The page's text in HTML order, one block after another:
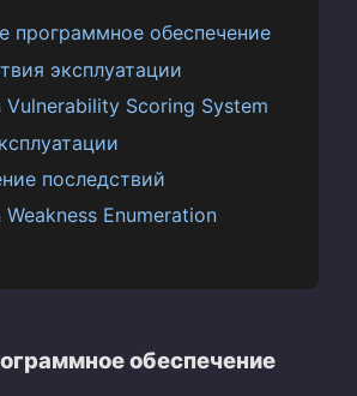
программное обеспечение
эксплуатации
Vulnerability Scoring System
последствий
Enumeration
обеспечение